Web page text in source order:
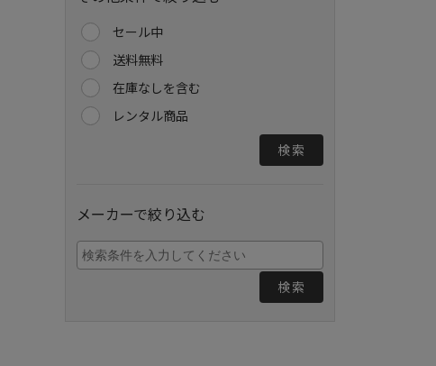
セール中
送料無料
在庫なしを含む
レンタル商品
検索
メーカーで絞り込む
検索